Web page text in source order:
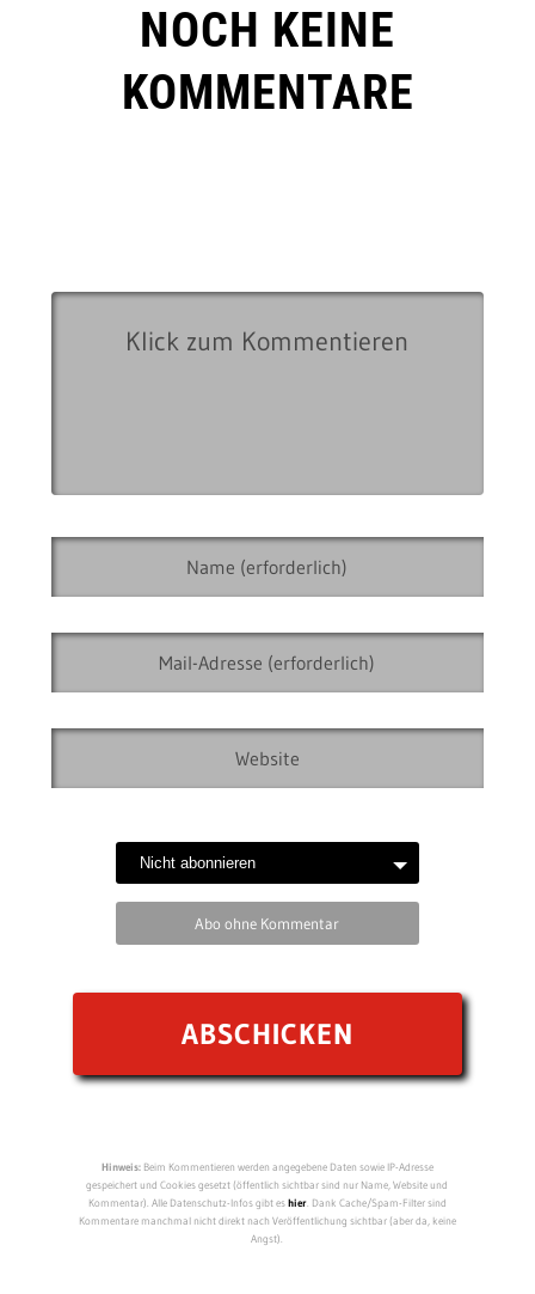
NOCH KEINE
KOMMENTARE
Abo ohne Kommentar
Hinweis:Beim Kommentieren werden angegebene Daten sowie IP-Adresse
gespeichert und Cookies gesetzt (öffentlich sichtbar sind nur Name, Website und
Kommentar). Alle Datenschutz-Infos gibt eshier. Dank Cache/Spam-Filter sind
Kommentare manchmal nicht direkt nach Veröffentlichung sichtbar (aber da, keine
Angst).